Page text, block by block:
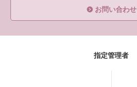
お問い合わせ
指定管理者